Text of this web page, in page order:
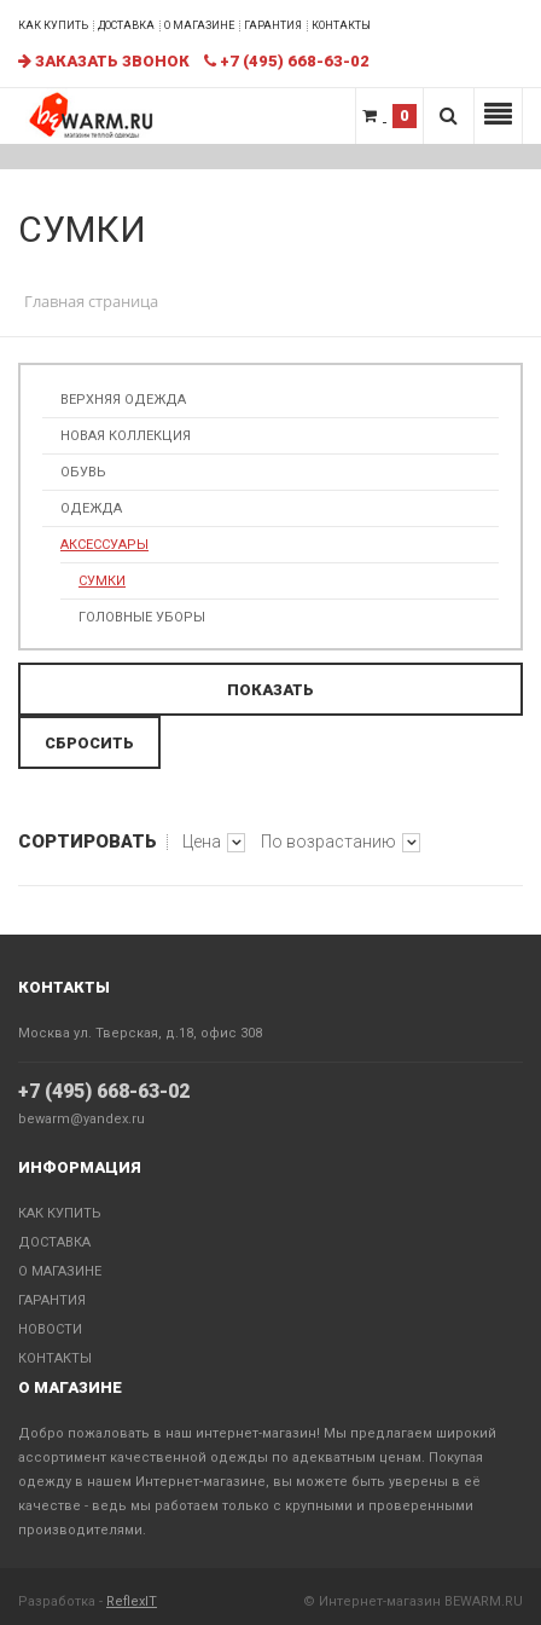
КАК КУПИТЬ ДОСТАВКА О МАГАЗИНЕ ГАРАНТИЯ КОНТАКТЫ
ЗАКАЗАТЬ ЗВОНОК +7 (495) 668-63-02
0
СУМКИ
Главная страница
ВЕРХНЯЯ ОДЕЖДА
НОВАЯ КОЛЛЕКЦИЯ
ОБУВЬ
ОДЕЖДА
АКСЕССУАРЫ
СУМКИ
ГОЛОВНЫЕ УБОРЫ
СОРТИРОВАТЬ Цена По возрастанию
КОНТАКТЫ
Москва ул. Тверская, д.18, офис 308
+7 (495) 668-63-02
bewarm@yandex.ru
ИНФОРМАЦИЯ
КАК КУПИТЬ
ДОСТАВКА
О МАГАЗИНЕ
ГАРАНТИЯ
НОВОСТИ
КОНТАКТЫ
О МАГАЗИНЕ
Добро пожаловать в наш интернет-магазин! Мы предлагаем широкий
ассортимент качественной одежды по адекватным ценам. Покупая
одежду в нашем Интернет-магазине, вы можете быть уверены в её
качестве - ведь мы работаем только с крупными и проверенными
производителями.
Разработка - ReflexIT © Интернет-магазин BEWARM.RU